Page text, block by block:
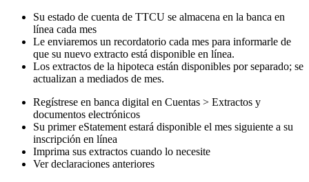
Su estado de cuenta de TTCU se almacena en la banca en
línea cada mes
Le enviaremos un recordatorio cada mes para informarle de
que su nuevo extracto está disponible en línea.
Los extractos de la hipoteca están disponibles por separado; se
actualizan a mediados de mes.
Regístrese en banca digital en Cuentas > Extractos y
documentos electrónicos
Su primer eStatement estará disponible el mes siguiente a su
inscripción en línea
Imprima sus extractos cuando lo necesite
Ver declaraciones anteriores